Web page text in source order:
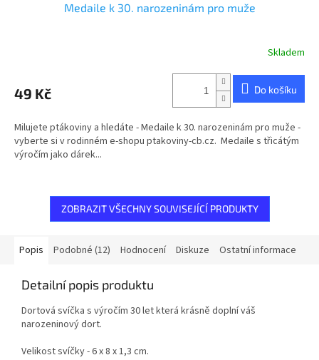
Medaile k 30. narozeninám pro muže
je
z
5
hvězdiček.
Skladem
49 Kč Do košíku
Milujete ptákoviny a hledáte - Medaile k 30. narozeninám pro muže -
vyberte si v rodinném e-shopu ptakoviny-cb.cz. Medaile s třicátým
výročím jako dárek...
ZOBRAZIT VŠECHNY SOUVISEJÍCÍ PRODUKTY
Popis Podobné (12) Hodnocení Diskuze Ostatní informace
Detailní popis produktu
Dortová svíčka s výročím 30 let která krásně doplní váš
narozeninový dort.
Velikost svíčky - 6 x 8 x 1,3 cm.